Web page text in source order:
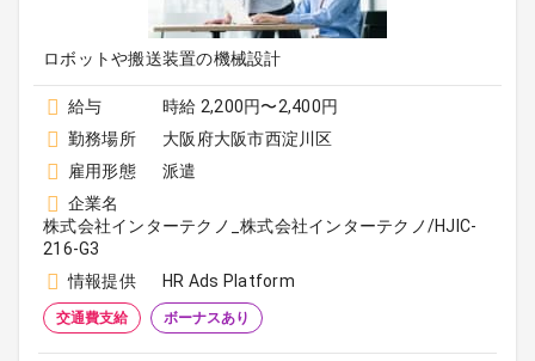
ロボットや搬送装置の機械設計
給与
時給 2,200円〜2,400円
勤務場所
大阪府大阪市西淀川区
雇用形態
派遣
企業名
株式会社インターテクノ_株式会社インターテクノ/HJIC-
216-G3
情報提供
HR Ads Platform
交通費支給 ボーナスあり